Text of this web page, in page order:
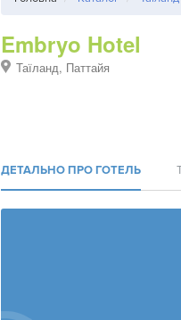
Embryo Hotel
Таїланд, Паттайя
ДЕТАЛЬНО ПРО ГОТЕЛЬ